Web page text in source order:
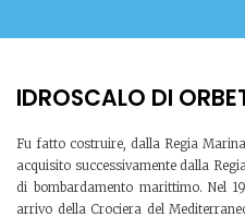
IDROSCALO DI
Fu fatto costruire, dalla Regia
acquisito successivamente dalla
di bombardamento marittimo. Nel
arrivo della Crociera del